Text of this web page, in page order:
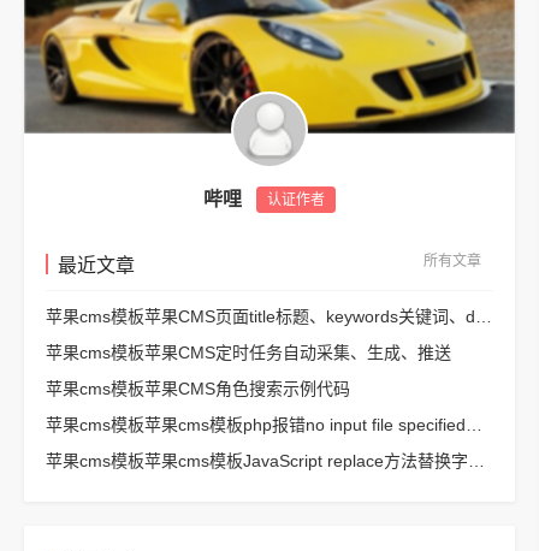
哔哩 认证作者
最近文章 所有文章
苹果cms模板苹果CMS定时任务自动采集、生成、推送
苹果cms模板苹果CMS角色搜索示例代码